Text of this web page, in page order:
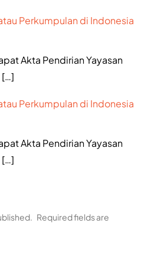
Perkumpulan di Indonesia
Akta Pendirian Yayasan
[…]
Perkumpulan di Indonesia
Akta Pendirian Yayasan
[…]
Required fields are